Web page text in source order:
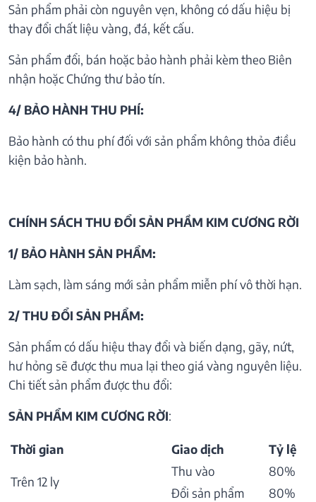
Sản phẩm phải còn nguyên vẹn, không có dấu hiệu bị
thay đổi chất liệu vàng, đá, kết cấu.
Sản phẩm đổi, bán hoặc bảo hành phải kèm theo Biên
nhận hoặc Chứng thư bảo tín.
4/ BẢO HÀNH THU PHÍ:
Bảo hành có thu phí đối với sản phẩm không thỏa điều
kiện bảo hành.
CHÍNH SÁCH THU ĐỔI SẢN PHẦM KIM CƯƠNG RỜI
1/ BẢO HÀNH SẢN PHẨM:
Làm sạch, làm sáng mới sản phẩm miễn phí vô thời hạn.
2/ THU ĐỔI SẢN PHẨM:
Sản phẩm có dấu hiệu thay đổi và biến dạng, gãy, nứt,
hư hỏng sẽ được thu mua lại theo giá vàng nguyên liệu.
Chi tiết sản phẩm được thu đổi:
SẢN PHẨM KIM CƯƠNG RỜI:
Thời gian Giao dịch Tỷ lệ
Trên 12 ly
Thu vào
80%
Đổi sản phẩm
80%